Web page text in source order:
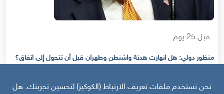
قبل 25 يوم
منظور دولي: هل انهارت هدنة واشنطن وطهران قبل أن تتحول إلى اتفاق؟
نحن نستخدم ملفات تعريف الارتباط (الكوكيز) لتحسين تجربتك. هل